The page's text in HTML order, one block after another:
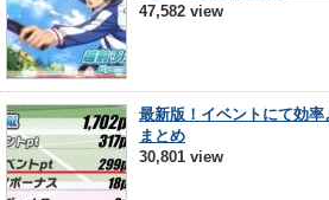
47,582 view
最新版！イベントにて効
まとめ
30,801 view